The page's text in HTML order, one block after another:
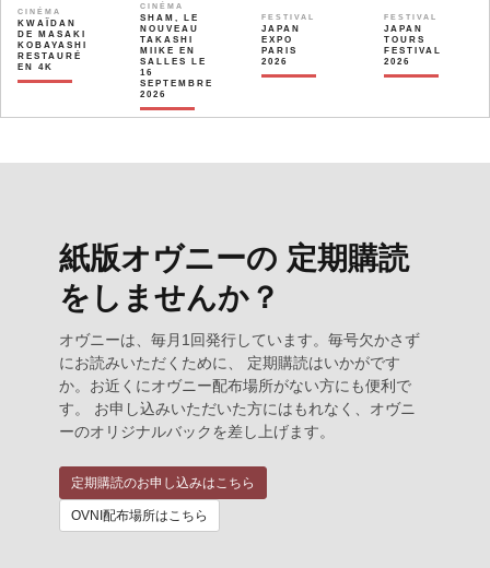
CINÉMA
KWAÏDAN
DE MASAKI
KOBAYASHI
RESTAURÉ
EN 4K
CINÉMA
SHAM, LE
NOUVEAU
TAKASHI
MIIKE EN
SALLES LE
16
SEPTEMBRE
2026
FESTIVAL
JAPAN
EXPO
PARIS
2026
FESTIVAL
JAPAN
TOURS
FESTIVAL
2026
紙版オヴニーの 定期購読
をしませんか？
オヴニーは、毎月1回発行しています。毎号欠かさず
にお読みいただくために、 定期購読はいかがです
か。お近くにオヴニー配布場所がない方にも便利で
す。 お申し込みいただいた方にはもれなく、オヴニ
ーのオリジナルバックを差し上げます。
定期購読のお申し込みはこちら
OVNI配布場所はこちら